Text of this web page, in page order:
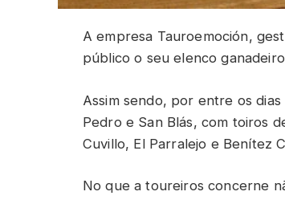
A empresa Tauroemoción,
público o seu elenco
Assim sendo, por entre os
Pedro e San Blás, com toiros
Cuvillo, El Parralejo e Benítez
No que a toureiros concerne